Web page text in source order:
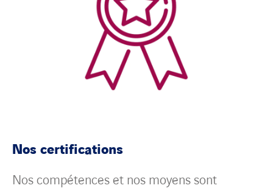
Nos certifications
Nos compétences et nos moyens sont